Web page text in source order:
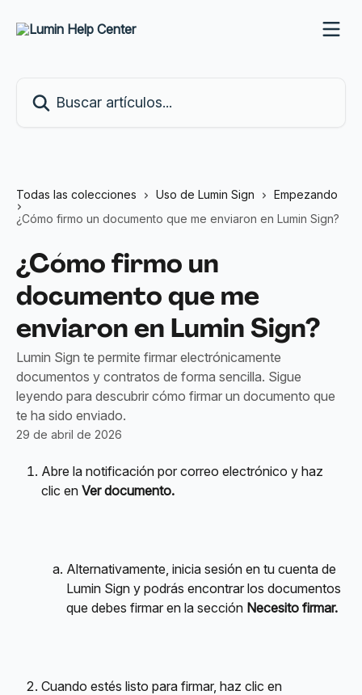
Todas las colecciones Uso de Lumin Sign
Empezando
¿Cómo firmo un documento que me enviaron en Lumin Sign?
¿Cómo firmo un
documento que me
enviaron en Lumin Sign?
Lumin Sign te permite firmar electrónicamente
documentos y contratos de forma sencilla. Sigue
leyendo para descubrir cómo firmar un documento que
te ha sido enviado.
29 de abril de 2026
Abre la notificación por correo electrónico y haz
clic en Ver documento.
Alternativamente, inicia sesión en tu cuenta de
Lumin Sign y podrás encontrar los documentos
que debes firmar en la sección Necesito firmar.
Cuando estés listo para firmar, haz clic en